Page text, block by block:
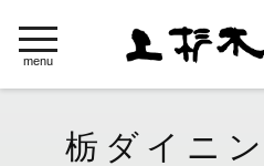
toggle
navigation
menu
栃ダイニ